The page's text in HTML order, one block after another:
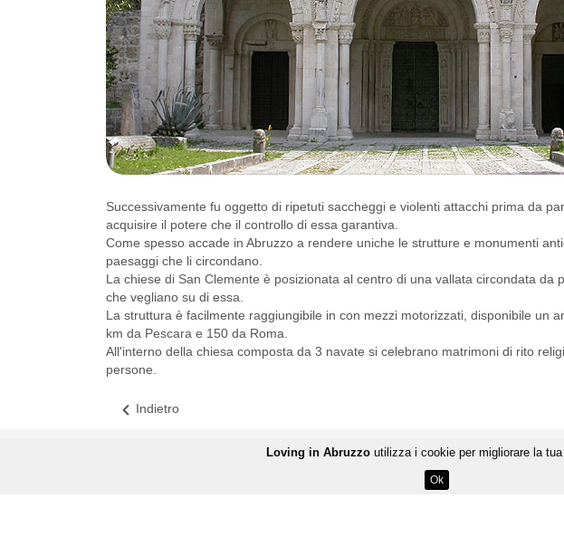
Successivamente fu oggetto di ripetuti saccheggi e violenti attacchi prima da
acquisire il potere che il controllo di essa garantiva.
Come spesso accade in Abruzzo a rendere uniche le strutture e monumenti
paesaggi che li circondano.
La chiese di San Clemente è posizionata al centro di una vallata circondata da
che vegliano su di essa.
La struttura è facilmente raggiungibile in con mezzi motorizzati, disponibile un
km da Pescara e 150 da Roma.
All'interno della chiesa composta da 3 navate si celebrano matrimoni di rito
persone.
Indietro
PRIVACY-
Via Monfalcone, 7 -
Loving in Abruzzoutilizza i cookie per migliorare la
Ok